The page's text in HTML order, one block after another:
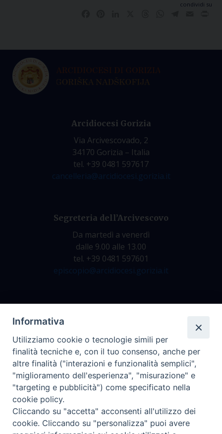
condividi su
Arcidiocesi Gorizia
Via Arcivescovado, 2
34170 Gorizia – Italia
tel. +39 0481 597617
cancelleria@arcidiocesi.gorizia.it
Segreteria dell’Arcivescovo
Da martedì a venerdì
dalle 9.00 alle 13.00
tel. +39 0481 597601
episcopio@arcidiocesi.gorizia.it
dalle 9.00 alle 12.30
tel. +39 0481 597628
archivio@arcidiocesi.gorizia.it
Ufficio Comunicazioni Sociali
tel. +39 0481 531663
Informativa
Utilizziamo cookie o tecnologie simili per
finalità tecniche e, con il tuo consenso, anche per
altre finalità ("interazioni e funzionalità semplici",
"miglioramento dell'esperienza", "misurazione" e
"targeting e pubblicità") come specificato nella
cookie policy.
Cliccando su "accetta" acconsenti all'utilizzo dei
cookie. Cliccando su "personalizza" puoi avere